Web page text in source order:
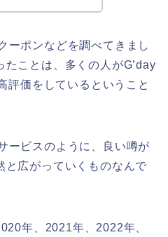
ーポンなどを調べてきまし
ことは、多くの人がG’day
評価をしているということ
ービスのように、良い噂が
と広がっていくものなんで
年、2021年、2022年、